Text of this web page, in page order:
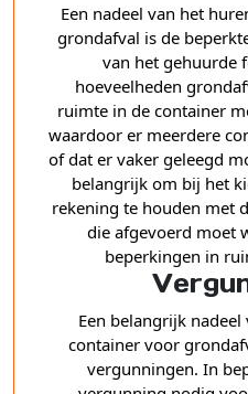
Een nadeel van het
grondafval is de
van het gehuurde
hoeveelheden
ruimte in de container
waardoor er meerdere
of dat er vaker geleegd
belangrijk om bij het
rekening te houden met
die afgevoerd moet
beperkingen in
Een belangrijk
container voor
vergunningen. In